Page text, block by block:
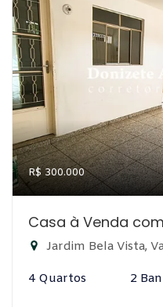
R$ 300.000
Casa à Venda
Jardim Bela Vista,
4 Quartos 2